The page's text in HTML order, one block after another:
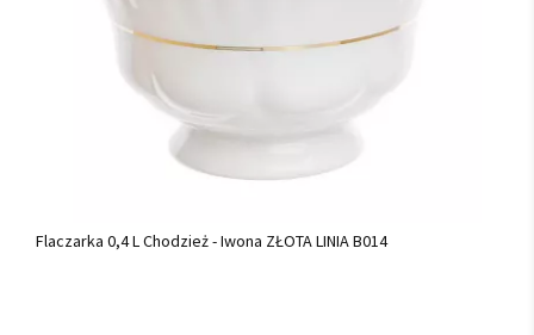
Flaczarka 0,4 L Chodzież - Iwona ZŁOTA LINIA B014